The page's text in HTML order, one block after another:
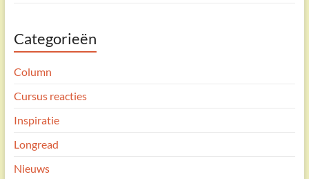
Categorieën
Column
Cursus reacties
Inspiratie
Longread
Nieuws